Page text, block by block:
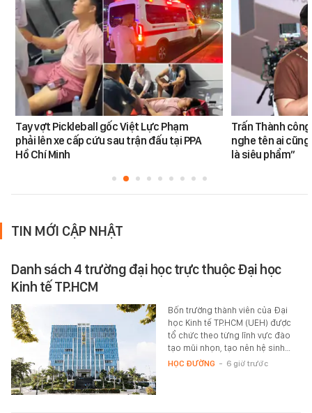
Tay vợt Pickleball gốc Việt Lực Phạm
phải lên xe cấp cứu sau trận đấu tại PPA
Hồ Chí Minh
Trấn Thành
nghe tên ai
là siêu phẩm”
TIN MỚI CẬP NHẬT
Danh sách 4 trường đại học trực thuộc Đại học
Kinh tế TP.HCM
Bốn trường thành viên của Đại
học Kinh tế TP.HCM (UEH) được
tổ chức theo từng lĩnh vực đào
tạo mũi nhọn, tạo nên hệ sinh…
HỌC ĐƯỜNG - 6 giờ trước